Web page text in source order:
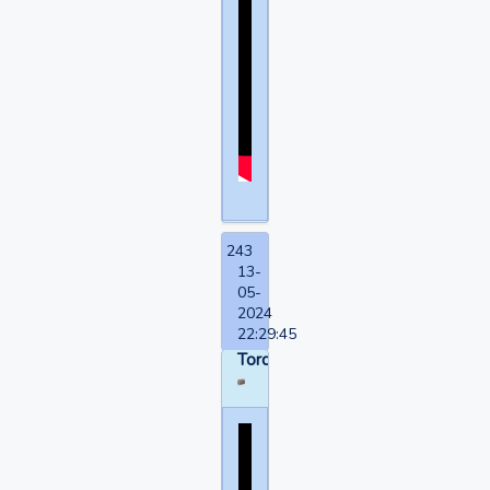
243
13-
05-
2024
22:29:45
Torquemada